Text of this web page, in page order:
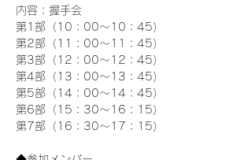
内容：握手会
第1部（10：00～10：45）
第2部（11：00～11：45）
第3部（12：00～12：45）
第4部（13：00～13：45）
第5部（14：00～14：45）
第6部（15：30～16：15）
第7部（16：30～17：15）